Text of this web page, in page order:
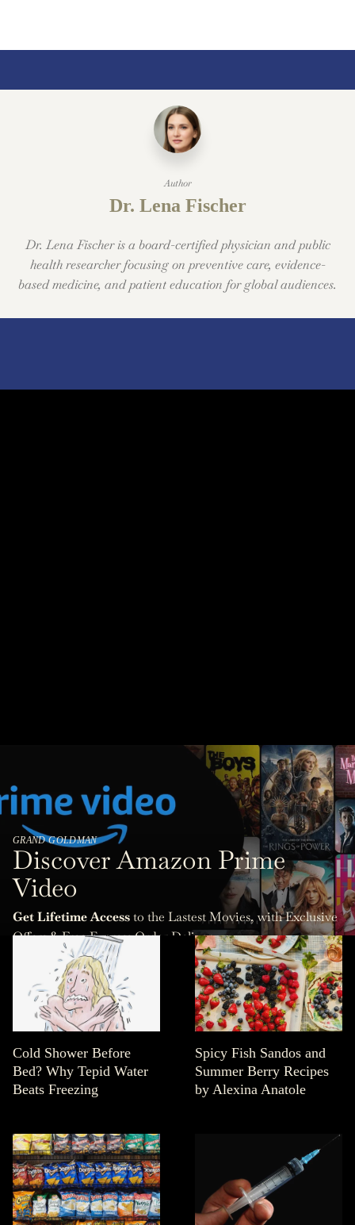
Author
Dr. Lena Fischer
Dr. Lena Fischer is a board-certified physician and public
health researcher focusing on preventive care, evidence-
based medicine, and patient education for global audiences.
GRAND GOLDMAN
Discover Amazon Prime
Video
Get Lifetime Accessto the Lastest Movies, with Exclusive
Offers & Free Express Order Delivery.
Cold Shower Before
Bed? Why Tepid Water
Beats Freezing
Spicy Fish Sandos and
Summer Berry Recipes
by Alexina Anatole